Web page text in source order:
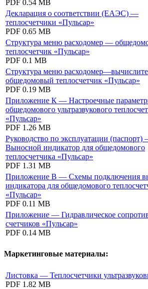
PDF 0.54 MB
Декларация о соответствии (ЕАЭС) —
теплосчетчики «Пульсар»
PDF 0.65 MB
Структура меню расходомер —
теплосчетчик «Пульсар»
PDF 0.1 MB
Структура меню
общедомовый теплосчетчик «Пульсар»
PDF 0.19 MB
Приложение К — Настроечные
общедомового ультразвукового
«Пульсар»
PDF 1.26 MB
Руководство по эксплуатации (паспорт)
Выносной индикатор для общедомового
теплосчетчика «Пульсар»
PDF 1.31 MB
Приложение В — Схемы подключения
индикатора для общедомового
«Пульсар»
PDF 0.11 MB
Приложение — Гидравлическое
счетчиков «Пульсар»
PDF 0.14 MB
Маркетинговые материалы:
Листовка — Теплосчетчики
PDF 1.82 MB